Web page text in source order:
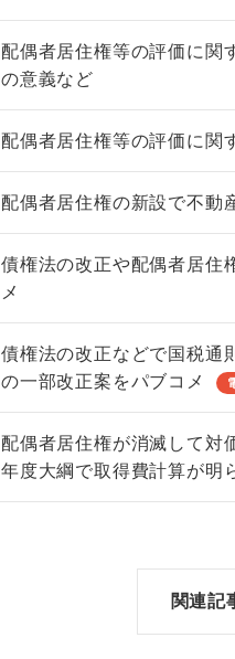
配偶者居住権等の評価に関
の意義など
配偶者居住権等の評価に関
配偶者居住権の新設で不動
債権法の改正や配偶者居住
メ
債権法の改正などで国税通
の一部改正案をパブコメ
配偶者居住権が消滅して対
年度大綱で取得費計算が明
関連記